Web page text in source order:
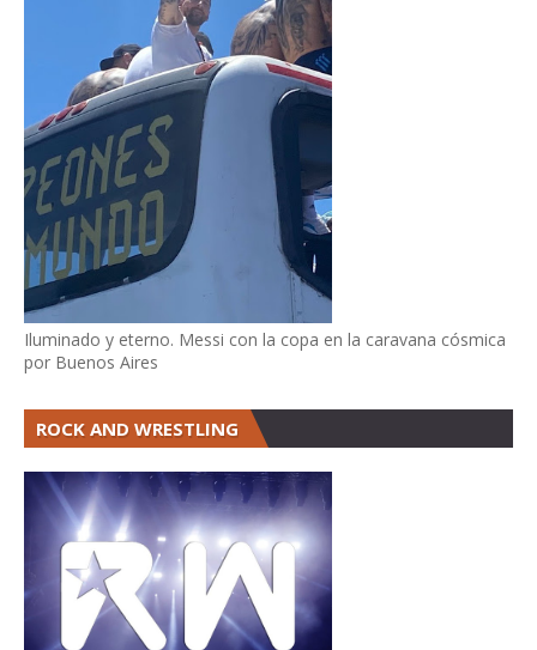
Iluminado y eterno. Messi con la copa en la caravana cósmica
por Buenos Aires
ROCK AND WRESTLING